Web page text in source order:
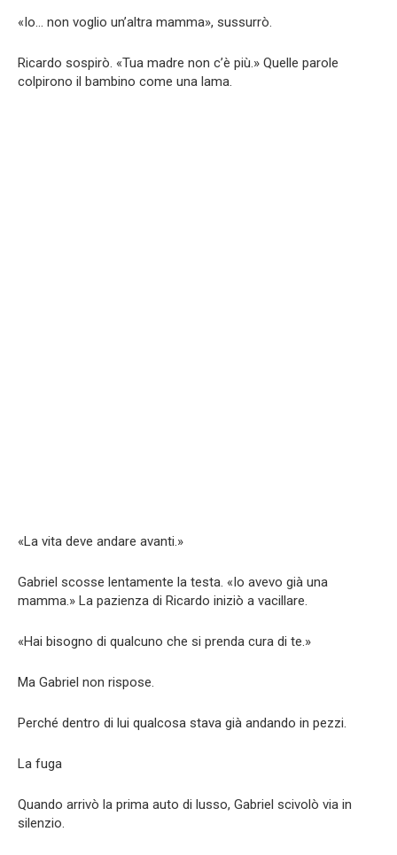
«Io… non voglio un’altra mamma», sussurrò.
Ricardo sospirò. «Tua madre non c’è più.» Quelle parole
colpirono il bambino come una lama.
«La vita deve andare avanti.»
Gabriel scosse lentamente la testa. «Io avevo già una
mamma.» La pazienza di Ricardo iniziò a vacillare.
«Hai bisogno di qualcuno che si prenda cura di te.»
Ma Gabriel non rispose.
Perché dentro di lui qualcosa stava già andando in pezzi.
La fuga
Quando arrivò la prima auto di lusso, Gabriel scivolò via in
silenzio.